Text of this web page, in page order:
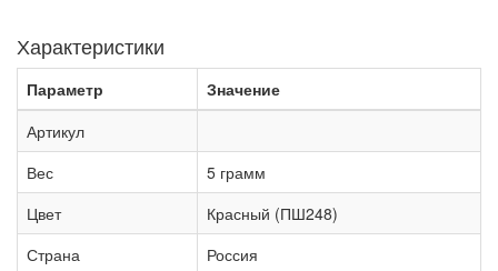
Характеристики
Параметр
Значение
Артикул
Вес
5 грамм
Цвет
Красный (ПШ248)
Страна
Россия